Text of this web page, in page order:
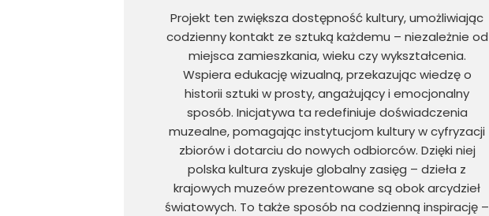
Projekt ten zwiększa dostępność kultury, umożliwiając
codzienny kontakt ze sztuką każdemu – niezależnie od
miejsca zamieszkania, wieku czy wykształcenia.
Wspiera edukację wizualną, przekazując wiedzę o
historii sztuki w prosty, angażujący i emocjonalny
sposób. Inicjatywa ta redefiniuje doświadczenia
muzealne, pomagając instytucjom kultury w cyfryzacji
zbiorów i dotarciu do nowych odbiorców. Dzięki niej
polska kultura zyskuje globalny zasięg – dzieła z
krajowych muzeów prezentowane są obok arcydzieł
światowych. To także sposób na codzienną inspirację –